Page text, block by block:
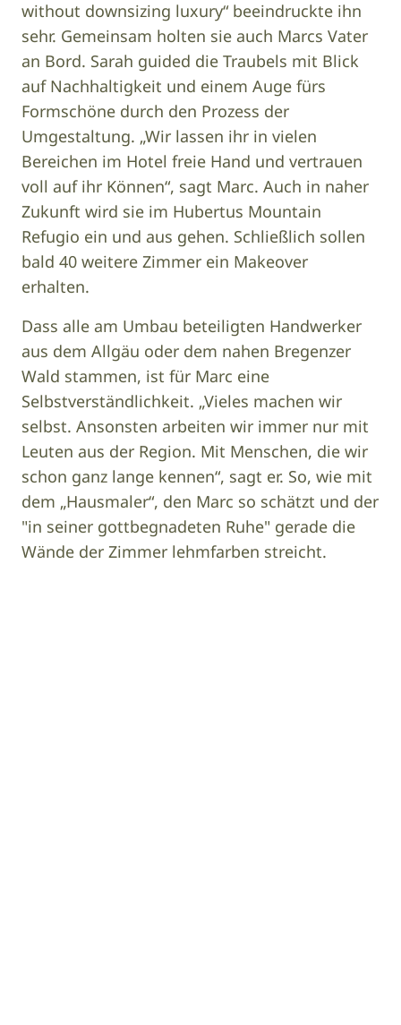
without downsizing luxury“ beeindruckte ihn
sehr. Gemeinsam holten sie auch Marcs Vater
an Bord. Sarah guided die Traubels mit Blick
auf Nachhaltigkeit und einem Auge fürs
Formschöne durch den Prozess der
Umgestaltung. „Wir lassen ihr in vielen
Bereichen im Hotel freie Hand und vertrauen
voll auf ihr Können“, sagt Marc. Auch in naher
Zukunft wird sie im Hubertus Mountain
Refugio ein und aus gehen. Schließlich sollen
bald 40 weitere Zimmer ein Makeover
erhalten.
Dass alle am Umbau beteiligten Handwerker
aus dem Allgäu oder dem nahen Bregenzer
Wald stammen, ist für Marc eine
Selbstverständlichkeit. „Vieles machen wir
selbst. Ansonsten arbeiten wir immer nur mit
Leuten aus der Region. Mit Menschen, die wir
schon ganz lange kennen“, sagt er. So, wie mit
dem „Hausmaler“, den Marc so schätzt und der
"in seiner gottbegnadeten Ruhe" gerade die
Wände der Zimmer lehmfarben streicht.